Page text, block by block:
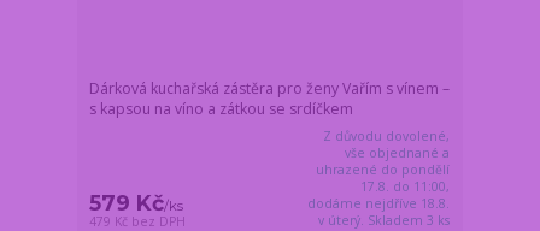
Dárková kuchařská zástěra pro ženy Vařím s vínem –
s kapsou na víno a zátkou se srdíčkem
579 Kč/ks
479 Kč bez DPH
Z důvodu dovolené,
vše objednané a
uhrazené do pondělí
17.8. do 11:00,
dodáme nejdříve 18.8.
v úterý. Skladem 3 ks